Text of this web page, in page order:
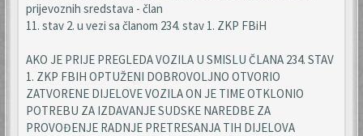
prijevoznih sredstava - član
11. stav 2. u vezi sa članom 234. stav 1. ZKP FBiH
AKO JE PRIJE PREGLEDA VOZILA U SMISLU ČLANA 234. STAV
1. ZKP FBIH OPTUŽENI DOBROVOLJNO OTVORIO
ZATVORENE DIJELOVE VOZILA ON JE TIME OTKLONIO
POTREBU ZA IZDAVANJE SUDSKE NAREDBE ZA
PROVOĐENJE RADNJE PRETRESANJA TIH DIJELOVA